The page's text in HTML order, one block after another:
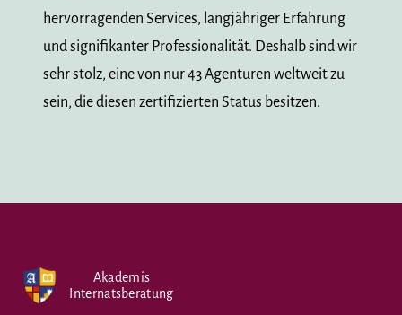
hervorragenden Services, langjähriger Erfahrung
und signifikanter Professionalität. Deshalb sind wir
sehr stolz, eine von nur 43 Agenturen weltweit zu
sein, die diesen zertifizierten Status besitzen.
Akademis
Internatsberatung